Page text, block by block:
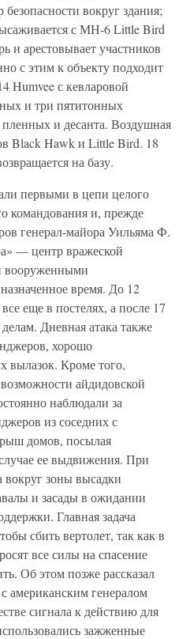
вокруг здания;
с МН-6 Little Bird
и арестовывает участников
с этим к объекту подходит
Humvee с кевларовой
и три пятитонных
и десанта. Воздушная
Black Hawk и Little Bird. 18
на базу.
первыми в цепи целого
командования и, прежде
генерал-майора Уильяма Ф.
— центр вражеской
вооруженными
время. До 12
еще в постелях, а после 17
Дневная атака также
хорошо
вылазок. Кроме того,
айдидовской
наблюдали за
из соседних с
домов, посылая
ее выдвижения. При
вокруг зоны высадки
и засады в ожидании
Главная задача
сбить вертолет, так как в
все силы на спасение
Об этом позже рассказал
американским генералом
сигнала к действию для
зажженные